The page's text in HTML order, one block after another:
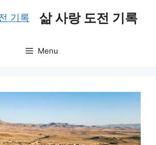
삶 사랑 도전 기록
Menu